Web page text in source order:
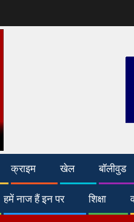
क्राइम खेल बॉलीवुड
हमें नाज हैं इन पर शिक्षा